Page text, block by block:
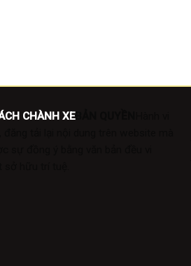
CHÀNH XEBẢN QUYỀN